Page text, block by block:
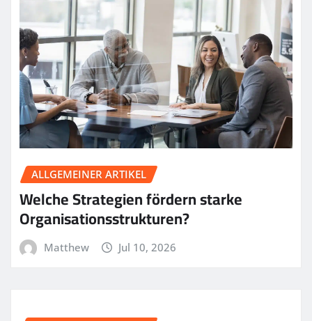
ALLGEMEINER ARTIKEL
Welche Strategien fördern starke
Organisationsstrukturen?
Matthew Jul 10, 2026